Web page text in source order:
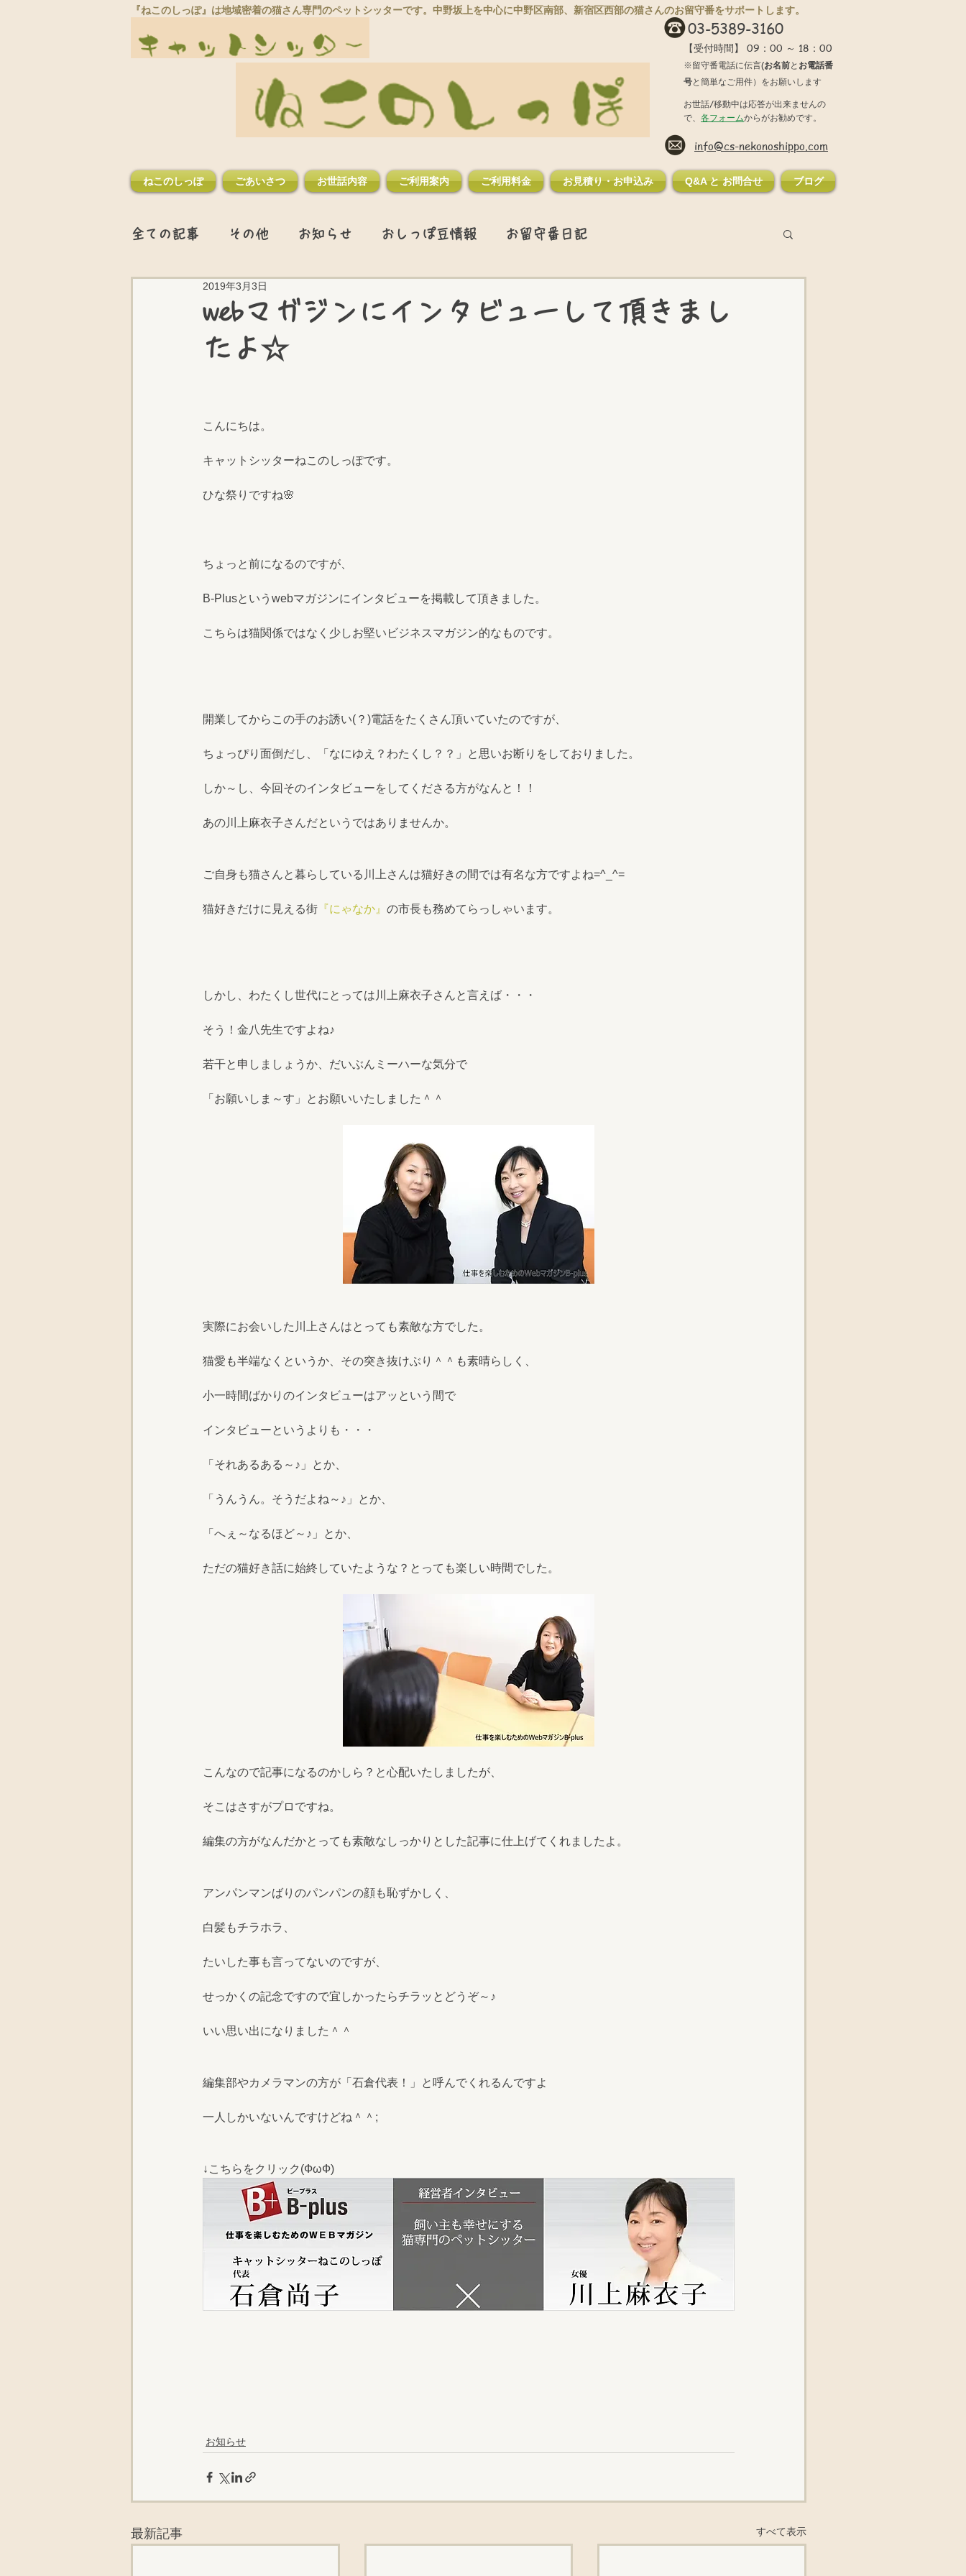
『ねこのしっぽ』は地域密着の猫さん専門のペットシッターです。中野坂上を中心に中野区南部、新宿区西部の猫さんのお留守番をサポートします。
03-5389-3160
【受付時間】 09：00 ～ 18：00
※留守番電話に伝言(お名前と お電話番
号と簡単なご用件）をお願いします
お世話/移動中は応答が出来ませんの
で、 各フォームからがお勧めです。
info@cs-nekonoshippo.com
ねこのしっぽ ごあいさつ お世話内容 ご利用案内 ご利用料金 お見積り・お申込み Q&A と お問合せ ブログ
全ての記事 その他 お知らせ おしっぽ豆情報 お留守番日記
webマガジンにインタビューして頂きまし
たよ☆
2019年3月3日
こんにちは。
キャットシッターねこのしっぽです。
ひな祭りですね🌸
ちょっと前になるのですが、
B-Plusというwebマガジンにインタビューを掲載して頂きました。
こちらは猫関係ではなく少しお堅いビジネスマガジン的なものです。
開業してからこの手のお誘い(？)電話をたくさん頂いていたのですが、
ちょっぴり面倒だし、「なにゆえ？わたくし？？」と思いお断りをしておりました。
しか～し、今回そのインタビューをしてくださる方がなんと！！
あの川上麻衣子さんだというではありませんか。
ご自身も猫さんと暮らしている川上さんは猫好きの間では有名な方ですよね=^_^=
猫好きだけに見える街 『にゃなか』 の市長も務めてらっしゃいます。
しかし、わたくし世代にとっては川上麻衣子さんと言えば・・・
そう！金八先生ですよね♪
若干と申しましょうか、だいぶんミーハーな気分で
「お願いしま～す」とお願いいたしました＾＾
実際にお会いした川上さんはとっても素敵な方でした。
猫愛も半端なくというか、その突き抜けぶり＾＾も素晴らしく、
小一時間ばかりのインタビューはアッという間で
インタビューというよりも・・・
「それあるある～♪」とか、
「うんうん。そうだよね～♪」とか、
「へぇ～なるほど～♪」とか、
ただの猫好き話に始終していたような？とっても楽しい時間でした。
こんなので記事になるのかしら？と心配いたしましたが、
そこはさすがプロですね。
編集の方がなんだかとっても素敵なしっかりとした記事に仕上げてくれましたよ。
アンパンマンばりのパンパンの顔も恥ずかしく、
白髪もチラホラ、
たいした事も言ってないのですが、
せっかくの記念ですので宜しかったらチラッとどうぞ～♪
いい思い出になりました＾＾
編集部やカメラマンの方が「石倉代表！」と呼んでくれるんですよ
一人しかいないんですけどね＾＾;
↓こちらをクリック(ФωФ)
お知らせ
最新記事 すべて表示